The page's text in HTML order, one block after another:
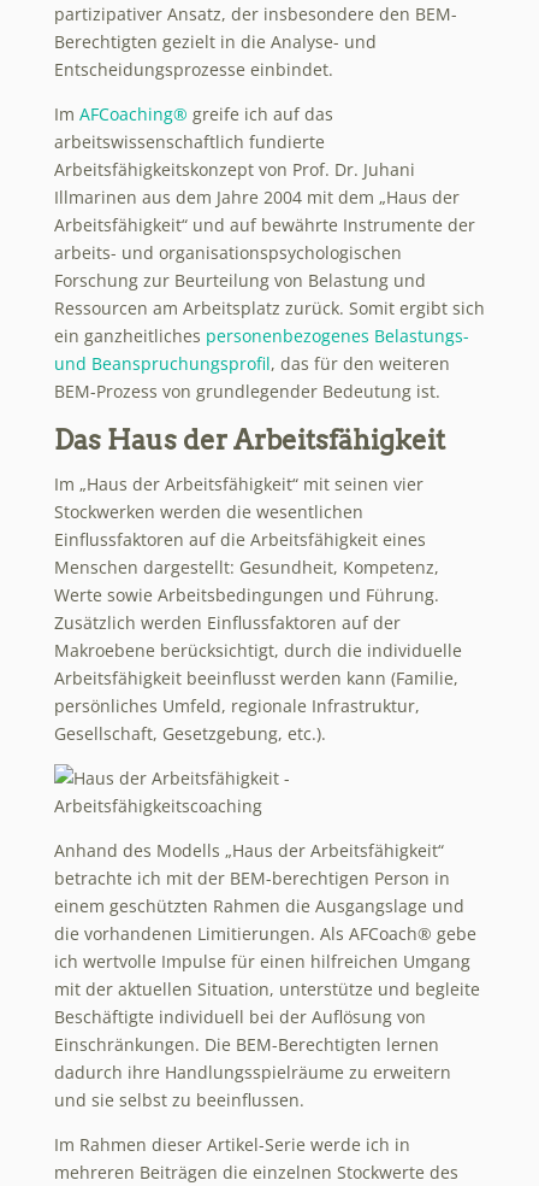
partizipativer Ansatz, der insbesondere den BEM-
Berechtigten gezielt in die Analyse- und
Entscheidungsprozesse einbindet.
Im AFCoaching® greife ich auf das
arbeitswissenschaftlich fundierte
Arbeitsfähigkeitskonzept von Prof. Dr. Juhani
Illmarinen aus dem Jahre 2004 mit dem „Haus der
Arbeitsfähigkeit“ und auf bewährte Instrumente der
arbeits- und organisationspsychologischen
Forschung zur Beurteilung von Belastung und
Ressourcen am Arbeitsplatz zurück. Somit ergibt sich
ein ganzheitliches personenbezogenes Belastungs-
und Beanspruchungsprofil, das für den weiteren
BEM-Prozess von grundlegender Bedeutung ist.
Das Haus der Arbeitsfähigkeit
Im „Haus der Arbeitsfähigkeit“ mit seinen vier
Stockwerken werden die wesentlichen
Einflussfaktoren auf die Arbeitsfähigkeit eines
Menschen dargestellt: Gesundheit, Kompetenz,
Werte sowie Arbeitsbedingungen und Führung.
Zusätzlich werden Einflussfaktoren auf der
Makroebene berücksichtigt, durch die individuelle
Arbeitsfähigkeit beeinflusst werden kann (Familie,
persönliches Umfeld, regionale Infrastruktur,
Gesellschaft, Gesetzgebung, etc.).
Anhand des Modells „Haus der Arbeitsfähigkeit“
betrachte ich mit der BEM-berechtigen Person in
einem geschützten Rahmen die Ausgangslage und
die vorhandenen Limitierungen. Als AFCoach® gebe
ich wertvolle Impulse für einen hilfreichen Umgang
mit der aktuellen Situation, unterstütze und begleite
Beschäftigte individuell bei der Auflösung von
Einschränkungen. Die BEM-Berechtigten lernen
dadurch ihre Handlungsspielräume zu erweitern
und sie selbst zu beeinflussen.
Im Rahmen dieser Artikel-Serie werde ich in
mehreren Beiträgen die einzelnen Stockwerte des